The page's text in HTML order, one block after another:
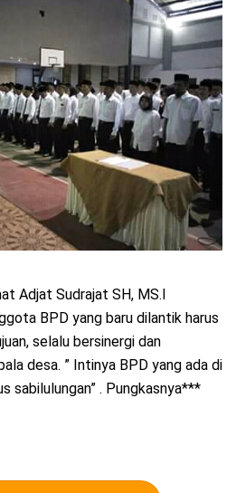
Adjat Sudrajat SH, MS.I
BPD yang baru dilantik harus
selalu bersinergi dan
desa. ” Intinya BPD yang ada di
sabilulungan” . Pungkasnya***